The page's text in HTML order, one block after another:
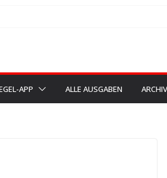
APP ALLE AUSGABEN ARCHIV